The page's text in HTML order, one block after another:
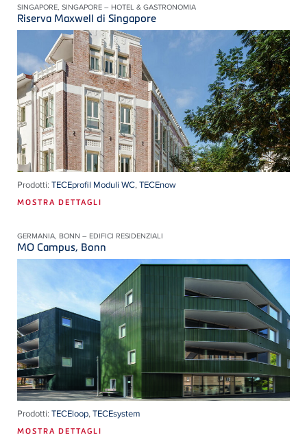
SINGAPORE, SINGAPORE – HOTEL & GASTRONOMIA
Riserva Maxwell di Singapore
Prodotti: TECEprofil Moduli WC,TECEnow
MOSTRA DETTAGLI
GERMANIA, BONN – EDIFICI RESIDENZIALI
MO Campus, Bonn
Prodotti: TECEloop,TECEsystem
MOSTRA DETTAGLI